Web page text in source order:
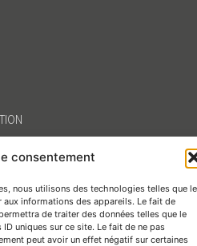
consentement
nous utilisons des technologies telles que
informations des appareils. Le fait de
de traiter des données telles que le
uniques sur ce site. Le fait de ne pas
peut avoir un effet négatif sur certaines